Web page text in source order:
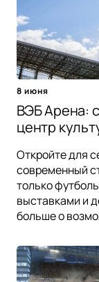
8 июня
ВЭБ Арена:
центр
Откройте для
современный
только
выставками и
больше о